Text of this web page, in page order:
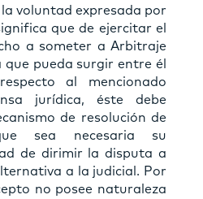
voluntad expresada por
que de ejercitar el
a someter a Arbitraje
pueda surgir entre él
al mencionado
jurídica, éste debe
de resolución de
sea necesaria su
de dirimir la disputa a
a la judicial. Por
no posee naturaleza